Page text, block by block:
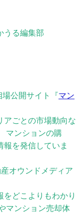
うる編集部
公開サイト『マン
アごとの市場動向な
マンションの購
報を発信していま
オウンドメディア
どこよりもわかり
マンション売却体